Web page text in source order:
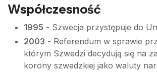
Współczesność
1995 - Szwecja przystępuje do
2003 - Referendum w sprawie
którym Szwedzi decydują się na
korony szwedzkiej jako waluty